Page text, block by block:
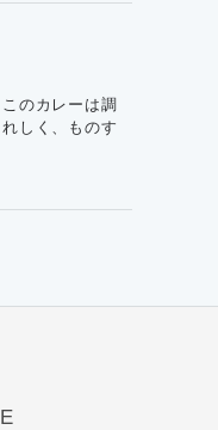
のカレーは調
しく、ものす